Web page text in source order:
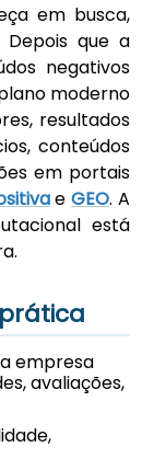
em busca,
que a
negativos
moderno
resultados
conteúdos
em portais
e GEO. A
está
empresa
avaliações,